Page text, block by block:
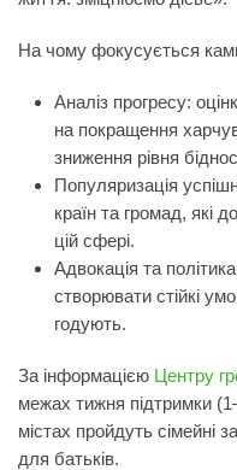
На чому фокусується
Аналіз прогресу:
на покращення
зниження рівня
Популяризація
країн та громад, які
цій сфері.
Адвокація та
створювати стійкі
годують.
За інформацією Центру
межах тижня підтримки
містах пройдуть сімейні
для батьків.